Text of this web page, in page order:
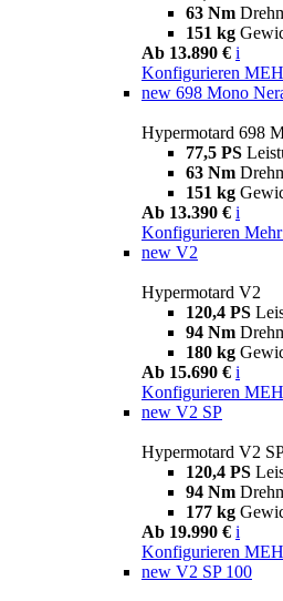
63 Nm
151 kg
Ab 13.890 € i
Konfigurieren
new 698 Mono
Hypermotard 698
77,5 PS
63 Nm
151 kg
Ab 13.390 € i
Konfigurieren
new V2
Hypermotard V2
120,4 PS
94 Nm
180 kg
Ab 15.690 € i
Konfigurieren
new V2 SP
Hypermotard V2
120,4 PS
94 Nm
177 kg
Ab 19.990 € i
Konfigurieren
new V2 SP 100